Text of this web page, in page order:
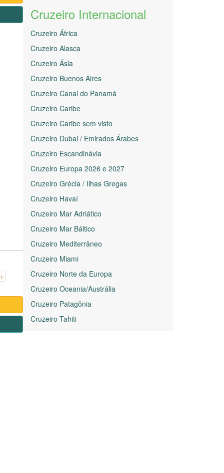
Cruzeiro Internacional
Cruzeiro África
Cruzeiro Alasca
Cruzeiro Ásia
Cruzeiro Buenos Aires
Cruzeiro Canal do Panamá
Cruzeiro Caribe
Cruzeiro Caribe sem visto
Cruzeiro Dubai / Emirados Árabes
Cruzeiro Escandinávia
Cruzeiro Europa 2026 e 2027
Cruzeiro Grécia / Ilhas Gregas
Cruzeiro Havaí
Cruzeiro Mar Adriático
Cruzeiro Mar Báltico
Cruzeiro Mediterrâneo
Cruzeiro Miami
Cruzeiro Norte da Europa
Cruzeiro Oceania/Austrália
Cruzeiro Patagônia
Cruzeiro Tahiti